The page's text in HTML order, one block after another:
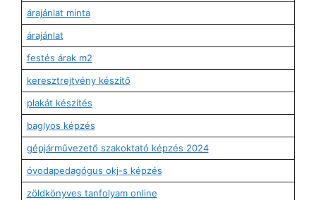
árajánlat minta
árajánlat
festés árak m2
keresztrejtvény készítő
plakát készítés
baglyos képzés
gépjárművezető szakoktató képzés 2024
óvodapedagógus okj-s képzés
zöldkönyves tanfolyam online